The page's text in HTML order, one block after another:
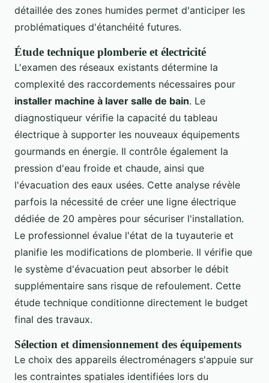
détaillée des zones humides permet d'anticiper les
problématiques d'étanchéité futures.
Étude technique plomberie et électricité
L'examen des réseaux existants détermine la
complexité des raccordements nécessaires pour
installer machine à laver salle de bain. Le
diagnostiqueur vérifie la capacité du tableau
électrique à supporter les nouveaux équipements
gourmands en énergie. Il contrôle également la
pression d'eau froide et chaude, ainsi que
l'évacuation des eaux usées. Cette analyse révèle
parfois la nécessité de créer une ligne électrique
dédiée de 20 ampères pour sécuriser l'installation.
Le professionnel évalue l'état de la tuyauterie et
planifie les modifications de plomberie. Il vérifie que
le système d'évacuation peut absorber le débit
supplémentaire sans risque de refoulement. Cette
étude technique conditionne directement le budget
final des travaux.
Sélection et dimensionnement des équipements
Le choix des appareils électroménagers s'appuie sur
les contraintes spatiales identifiées lors du